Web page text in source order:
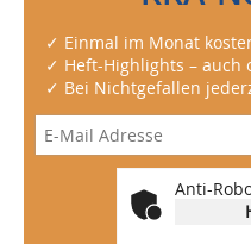
✓ Einmal im Monat
✓ Heft-Highlights – auch
✓ Bei Nichtgefallen
Anti-